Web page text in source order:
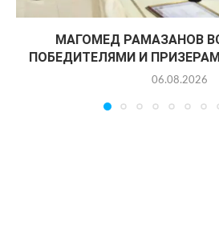
МАГОМЕД РАМАЗАНОВ
ПОБЕДИТЕЛЯМИ И
06.08.2026